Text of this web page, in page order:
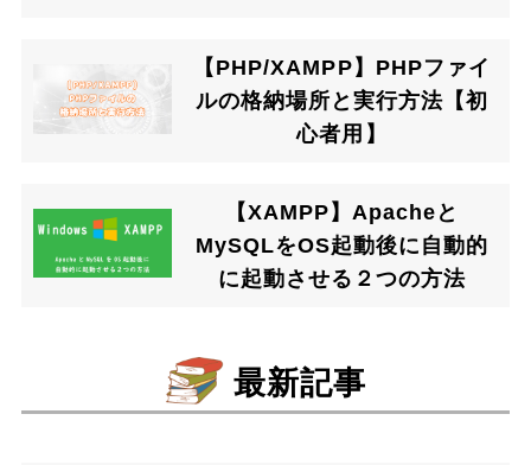
【PHP/XAMPP】PHPファイ
ルの格納場所と実行方法【初
心者用】
【XAMPP】Apacheと
MySQLをOS起動後に自動的
に起動させる２つの方法
最新記事